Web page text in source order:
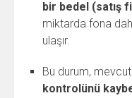
bir bedel (satış
miktarda fona
ulaşır.
Bu durum,
kontrolünü